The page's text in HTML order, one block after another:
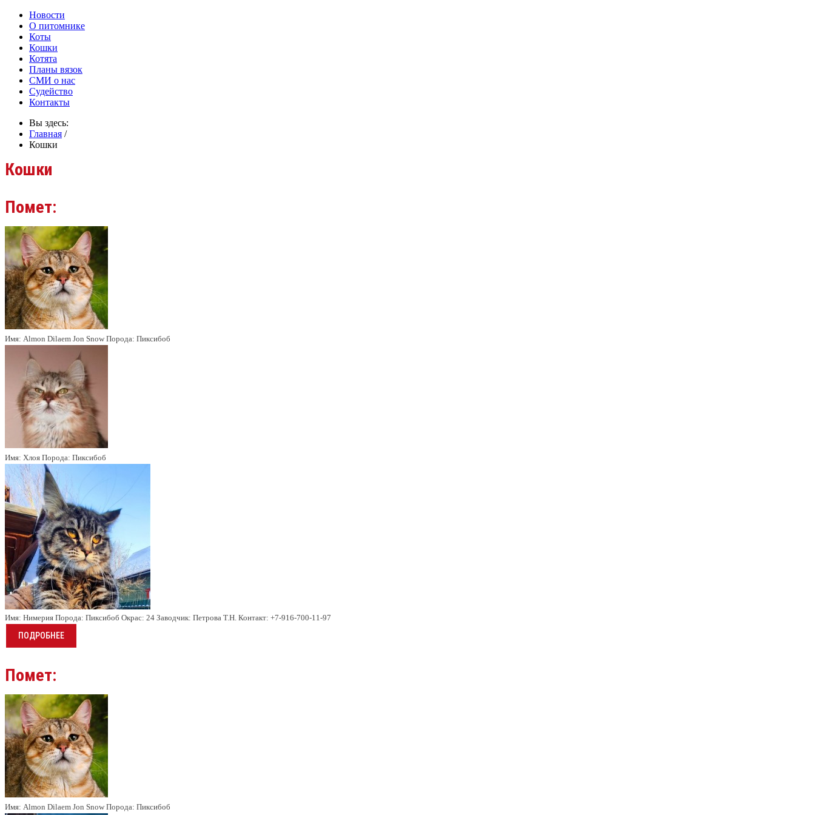
Новости
О питомнике
Коты
Кошки
Котята
Планы вязок
СМИ о нас
Судейство
Контакты
Вы здесь:
Главная /
Кошки
Кошки
Помет:
Имя: Almon Dilaem Jon Snow Порода: Пиксибоб
Имя: Хлоя Порода: Пиксибоб
Имя: Нимерия Порода: Пиксибоб Окрас: 24 Заводчик: Петрова Т.Н. Контакт: +7-916-700-11-97
ПОДРОБНЕЕ
Помет:
Имя: Almon Dilaem Jon Snow Порода: Пиксибоб